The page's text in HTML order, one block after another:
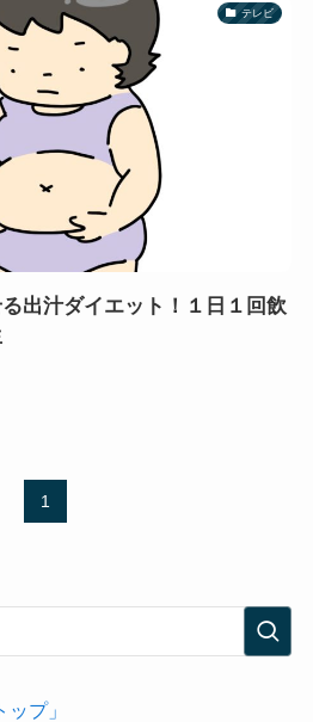
テレビ
る出汁ダイエット！１日１回飲
1
プ」